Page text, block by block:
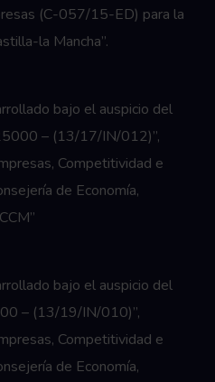
(C-057/15-ED) para la
la Mancha”.
bajo el auspicio del
– (13/17/IN/012)”,
Competitividad e
de Economía,
bajo el auspicio del
– (13/19/IN/010)”,
Competitividad e
de Economía,